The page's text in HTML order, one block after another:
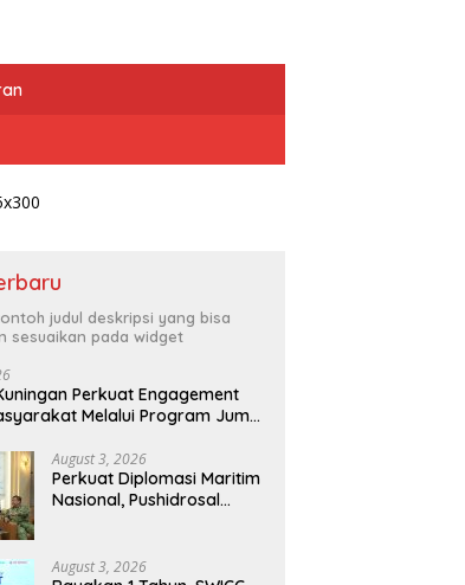
DPD Partai Garuda DKI:
dengan Masyarakat
judul deskripsi yang bisa
sesuaikan pada widget
Perkuat Engagement
Melalui Program Jumat
August 3, 2026
Perkuat Diplomasi Maritim
Nasional, Pushidrosal
August 3, 2026